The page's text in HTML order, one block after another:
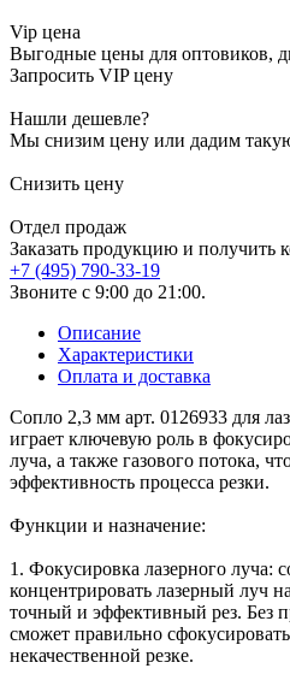
Vip цена
Выгодные цены для оптовиков,
Запросить VIP цену
Нашли дешевле?
Мы снизим цену или дадим
Снизить цену
Отдел продаж
Заказать продукцию и получить
+7 (495) 790-33-19
Звоните с 9:00 до 21:00.
Описание
Характеристики
Оплата и доставка
Сопло 2,3 мм арт. 0126933 для
играет ключевую роль в
луча, а также газового потока,
эффективность процесса резки.
Функции и назначение:
1. Фокусировка лазерного луча:
концентрировать лазерный луч
точный и эффективный рез. Без
сможет правильно
некачественной резке.